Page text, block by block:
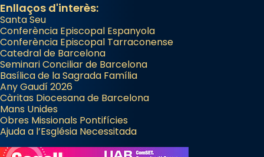
View on Facebook · Share
Arquebisbat de Barcelona
2 weeks ago
Jaume, fill de Zebedeu, és juntament amb el
seu germà Joan i Pere un dels que
acompanyava més de prop Jesús.
Segons el llibre dels Fets (12,2) fou el primer
apòstol màrtir, decapitat a Jerusalem per
Herodes Agripa (vers l'any 44).
Enllaços d'interès:
Santa Seu
Conferència Episcopal Espanyola
Conferència Episcopal Tarraconense
Catedral de Barcelona
Seminari Conciliar de Barcelona
Basílica de la Sagrada Família
Any Gaudí 2026
Càritas Diocesana de Barcelona
Mans Unides
Obres Missionals Pontifícies
Ajuda a l’Església Necessitada